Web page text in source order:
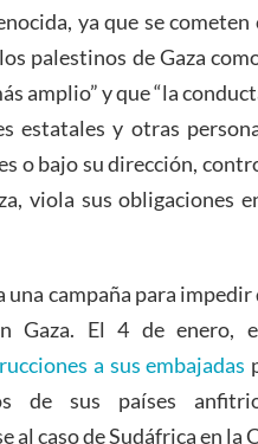
ya que se
palestinos de Gaza
amplio” y que “la
estatales y otras
o bajo su dirección,
viola sus obligaciones
campaña para impedir
Gaza. El 4 de enero,
a sus embajadas
de sus países
al caso de Sudáfrica en la